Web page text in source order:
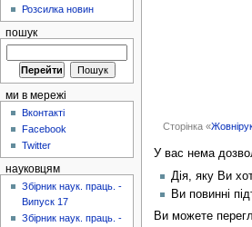
Сторінка «
У вас нема
Дія, яку Ви
Ви повинні
Ви можете
Розсилка новин
пошук
ми в мережі
Вконтакті
Facebook
Twitter
науковцям
Збірник наук. праць. -
Випуск 17
Збірник наук. праць. -